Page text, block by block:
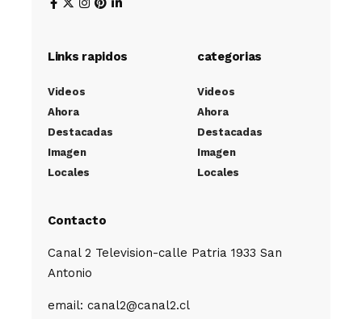
Links rapidos
Videos
Ahora
Destacadas
Imagen
Locales
categorias
Videos
Ahora
Destacadas
Imagen
Locales
Contacto
Canal 2 Television-calle Patria 1933 San
Antonio
email: canal2@canal2.cl